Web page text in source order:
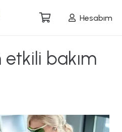
Hesabım
bakım